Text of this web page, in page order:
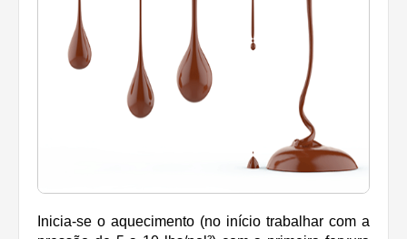
Inicia-se o aquecimento (no início trabalhar com a